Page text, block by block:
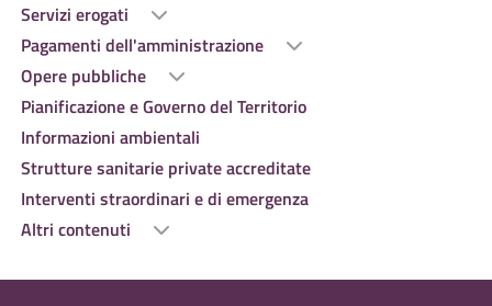
Servizi erogati
Pagamenti dell'amministrazione
Opere pubbliche
Pianificazione e Governo del Territorio
Informazioni ambientali
Strutture sanitarie private accreditate
Interventi straordinari e di emergenza
Altri contenuti